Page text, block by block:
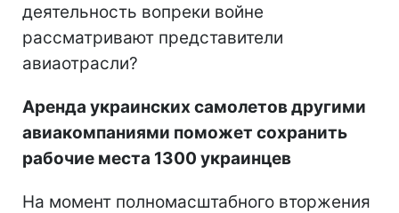
деятельность вопреки войне
рассматривают представители
авиаотрасли?
Аренда украинских самолетов другими
авиакомпаниями поможет сохранить
рабочие места 1300 украинцев
На момент полномасштабного вторжения